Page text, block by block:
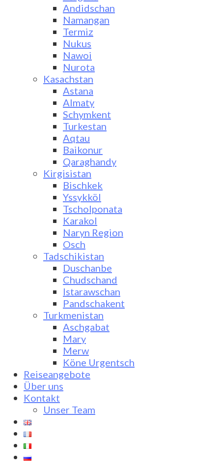
Andidschan
Namangan
Termiz
Nukus
Nawoi
Nurota
Kasachstan
Astana
Almaty
Schymkent
Turkestan
Aqtau
Baikonur
Qaraghandy
Kirgisistan
Bischkek
Yssykköl
Tscholponata
Karakol
Naryn Region
Osch
Tadschikistan
Duschanbe
Chudschand
Istarawschan
Pandschakent
Turkmenistan
Aschgabat
Mary
Merw
Köne Urgentsch
Reiseangebote
Über uns
Kontakt
Unser Team